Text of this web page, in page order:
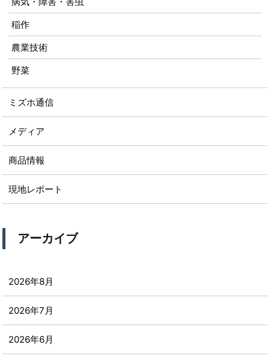
稲作
農業技術
野菜
ミズホ通信
メディア
商品情報
現地レポート
アーカイブ
2026年8月
2026年7月
2026年6月